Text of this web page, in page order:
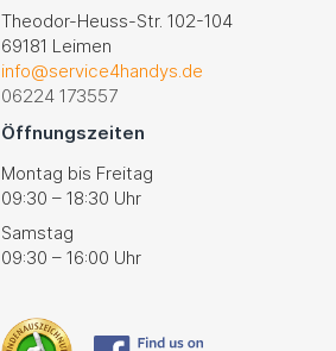
Theodor-Heuss-Str. 102-104
69181 Leimen
info@service4handys.de
06224 173557
Öffnungszeiten
Montag bis Freitag
09:30 – 18:30 Uhr
Samstag
09:30 – 16:00 Uhr